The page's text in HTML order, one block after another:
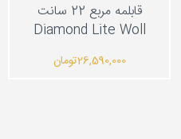
قابلمه مربع 22 سانت
Diamond Lite Woll
26,590,000تومان